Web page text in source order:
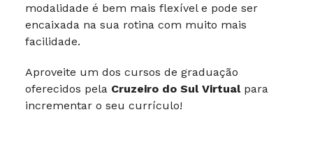
modalidade é bem mais flexível e pode ser
encaixada na sua rotina com muito mais
facilidade.
Aproveite um dos cursos de graduação
oferecidos pela Cruzeiro do Sul Virtualpara
incrementar o seu currículo!